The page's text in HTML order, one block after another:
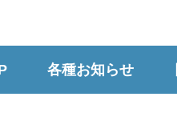
各種お知らせ